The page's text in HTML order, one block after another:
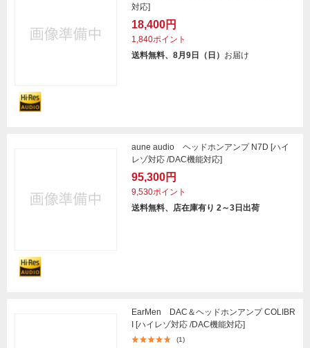
対応]
18,400円
1,840ポイント
送料無料、8月9日（日） お届け
aune audio ヘッドホンアンプ N7D [ハイ
レゾ対応 /DAC機能対応]
95,300円
9,530ポイント
送料無料、店在庫有り 2～3日出荷
EarMen DAC＆ヘッドホンアンプ COLIBR
I [ハイレゾ対応 /DAC機能対応]
(1)